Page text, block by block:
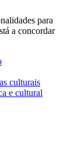
para
a concordar
culturais
e cultural